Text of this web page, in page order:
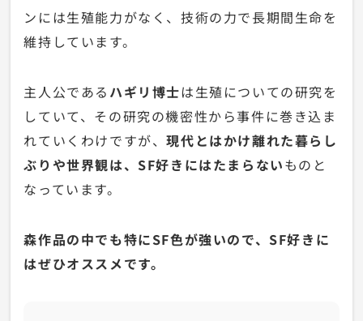
ンには生殖能力がなく、技術の力で長期間生命を
維持しています。
主人公である ハギリ博士は生殖についての研究を
していて、その研究の機密性から事件に巻き込ま
れていくわけですが、現代とはかけ離れた暮らし
ぶりや世界観は、SF好きにはたまらないものと
なっています。
森作品の中でも特にSF色が強いので、SF好きに
はぜひオススメです。